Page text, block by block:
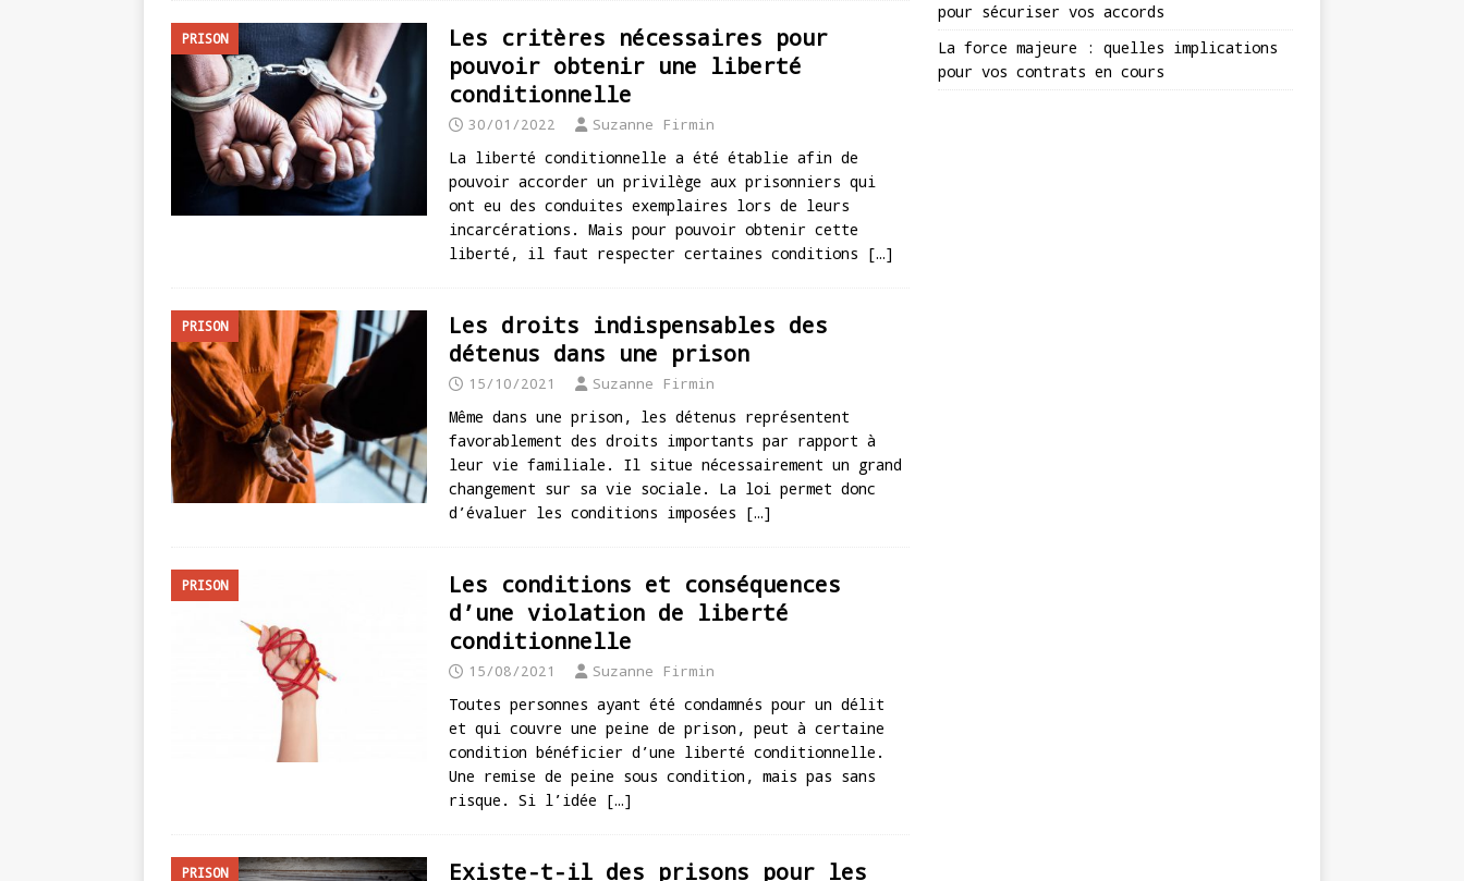
PRISON
Les critères nécessaires pour
pouvoir obtenir une liberté
conditionnelle
30/01/2022 Suzanne Firmin
La liberté conditionnelle a été établie afin de
pouvoir accorder un privilège aux prisonniers qui
ont eu des conduites exemplaires lors de leurs
incarcérations. Mais pour pouvoir obtenir cette
liberté, il faut respecter certaines conditions […]
PRISON
Les droits indispensables des
détenus dans une prison
15/10/2021 Suzanne Firmin
Même dans une prison, les détenus représentent
favorablement des droits importants par rapport à
leur vie familiale. Il situe nécessairement un grand
changement sur sa vie sociale. La loi permet donc
d’évaluer les conditions imposées […]
PRISON
Les conditions et conséquences
d’une violation de liberté
conditionnelle
15/08/2021 Suzanne Firmin
Toutes personnes ayant été condamnés pour un délit
et qui couvre une peine de prison, peut à certaine
condition bénéficier d’une liberté conditionnelle.
Une remise de peine sous condition, mais pas sans
risque. Si l’idée […]
PRISON
Existe-t-il des prisons pour les
pour sécuriser vos accords
La force majeure : quelles implications
pour vos contrats en cours